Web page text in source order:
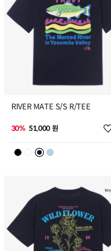
RIVER MATE S/S R/TEE
51,000 원
30%